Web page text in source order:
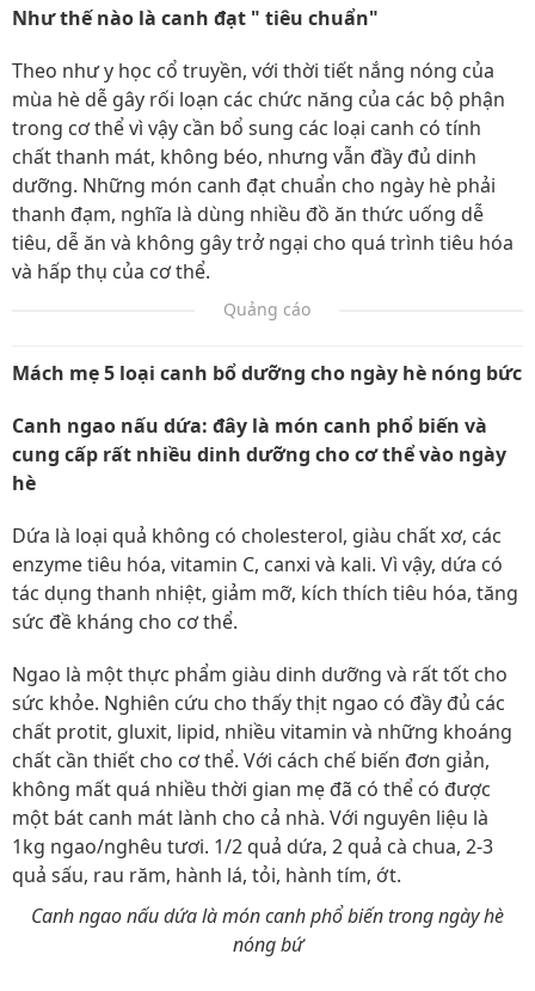
Như thế nào là canh đạt " tiêu chuẩn"
Theo như y học cổ truyền, với thời tiết nắng nóng của
mùa hè dễ gây rối loạn các chức năng của các bộ phận
trong cơ thể vì vậy cần bổ sung các loại canh có tính
chất thanh mát, không béo, nhưng vẫn đầy đủ dinh
dưỡng. Những món canh đạt chuẩn cho ngày hè phải
thanh đạm, nghĩa là dùng nhiều đồ ăn thức uống dễ
tiêu, dễ ăn và không gây trở ngại cho quá trình tiêu hóa
và hấp thụ của cơ thể.
Quảng cáo
Mách mẹ 5 loại canh bổ dưỡng cho ngày hè nóng bức
Canh ngao nấu dứa: đây là món canh phổ biến và
cung cấp rất nhiều dinh dưỡng cho cơ thể vào ngày
hè
Dứa là loại quả không có cholesterol, giàu chất xơ, các
enzyme tiêu hóa, vitamin C, canxi và kali. Vì vậy, dứa có
tác dụng thanh nhiệt, giảm mỡ, kích thích tiêu hóa, tăng
sức đề kháng cho cơ thể.
Ngao là một thực phẩm giàu dinh dưỡng và rất tốt cho
sức khỏe. Nghiên cứu cho thấy thịt ngao có đầy đủ các
chất protit, gluxit, lipid, nhiều vitamin và những khoáng
chất cần thiết cho cơ thể. Với cách chế biến đơn giản,
không mất quá nhiều thời gian mẹ đã có thể có được
một bát canh mát lành cho cả nhà. Với nguyên liệu là
1kg ngao/nghêu tươi. 1/2 quả dứa, 2 quả cà chua, 2-3
quả sấu, rau răm, hành lá, tỏi, hành tím, ớt.
Canh ngao nấu dứa là món canh phổ biến trong ngày hè
nóng bứ